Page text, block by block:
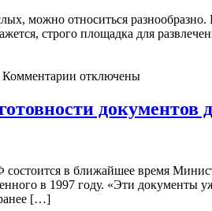
можно относиться
строго площадка для
Комментарии отключены
документов
в ближайшее время
в 1997 году. «Эти
[…]